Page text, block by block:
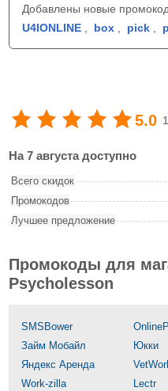
Добавлены новые
U4IONLINE
box pick
5.0
На 7 августа доступно
Всего скидок
Промокодов
Лучшее предложение
Промокоды для
Psycholesson
SMSBower
Займ Мобайл
Юкки
Яндекс Аренда
Work-zilla
Lectr